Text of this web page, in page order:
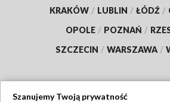
KRAKÓW / LUBLIN / ŁÓDŹ /
OPOLE / POZNAŃ /
SZCZECIN / WARSZAWA /
Szanujemy Twoją prywatność